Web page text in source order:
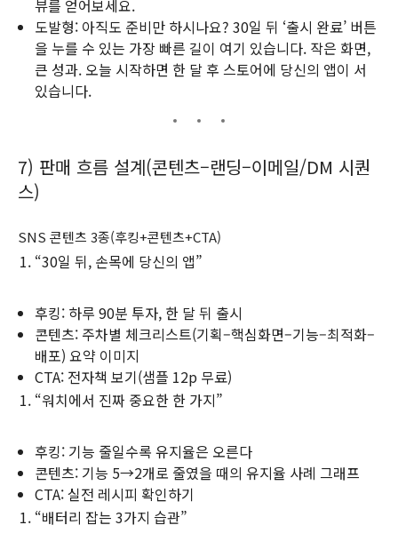
뷰를 얻어보세요.
도발형: 아직도 준비만 하시나요? 30일 뒤 ‘출시 완료’ 버튼
을 누를 수 있는 가장 빠른 길이 여기 있습니다. 작은 화면,
큰 성과. 오늘 시작하면 한 달 후 스토어에 당신의 앱이 서
있습니다.
7) 판매 흐름 설계(콘텐츠–랜딩–이메일/DM 시퀀
스)
SNS 콘텐츠 3종(후킹+콘텐츠+CTA)
“30일 뒤, 손목에 당신의 앱”
후킹: 하루 90분 투자, 한 달 뒤 출시
콘텐츠: 주차별 체크리스트(기획–핵심화면–기능–최적화–
배포) 요약 이미지
CTA: 전자책 보기(샘플 12p 무료)
“워치에서 진짜 중요한 한 가지”
후킹: 기능 줄일수록 유지율은 오른다
콘텐츠: 기능 5→2개로 줄였을 때의 유지율 사례 그래프
CTA: 실전 레시피 확인하기
“배터리 잡는 3가지 습관”